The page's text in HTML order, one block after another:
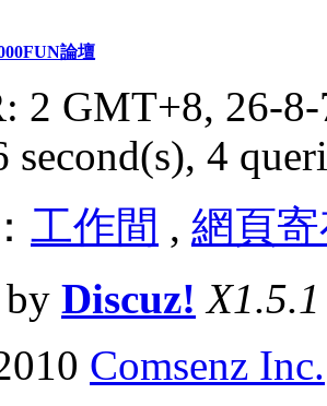
論壇
2 GMT+8, 26-
second(s), 4
工作間 , 網頁
by Discuz! X1.5.1
Comsenz Inc.